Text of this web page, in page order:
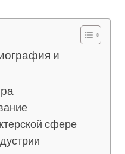
и
сфере